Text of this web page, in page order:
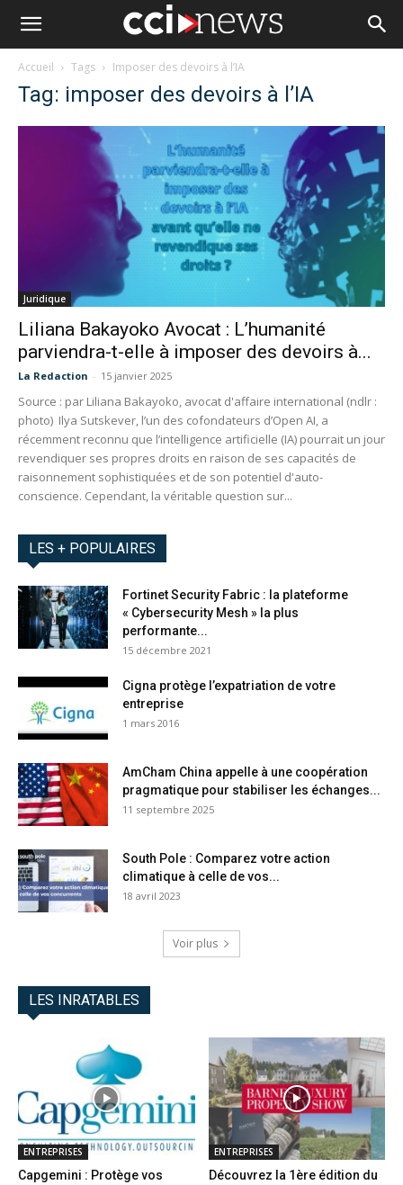
Accueil Tags Imposer des devoirs à l’IA
Tag: imposer des devoirs à l’IA
Juridique
Liliana Bakayoko Avocat : L’humanité
parviendra-t-elle à imposer des devoirs à...
La Redaction - 15 janvier 2025
Source : par Liliana Bakayoko, avocat d'affaire international (ndlr :
photo) Ilya Sutskever, l’un des cofondateurs d’Open AI, a
récemment reconnu que l’intelligence artificielle (IA) pourrait un jour
revendiquer ses propres droits en raison de ses capacités de
raisonnement sophistiquées et de son potentiel d'auto-
conscience. Cependant, la véritable question sur...
LES + POPULAIRES
Fortinet Security Fabric : la plateforme
« Cybersecurity Mesh » la plus
performante...
15 décembre 2021
Cigna protège l’expatriation de votre
entreprise
1 mars 2016
AmCham China appelle à une coopération
pragmatique pour stabiliser les échanges...
11 septembre 2025
South Pole : Comparez votre action
climatique à celle de vos...
18 avril 2023
Voir plus
LES INRATABLES
ENTREPRISES
Capgemini : Protège vos
ENTREPRISES
Découvrez la 1ère édition du